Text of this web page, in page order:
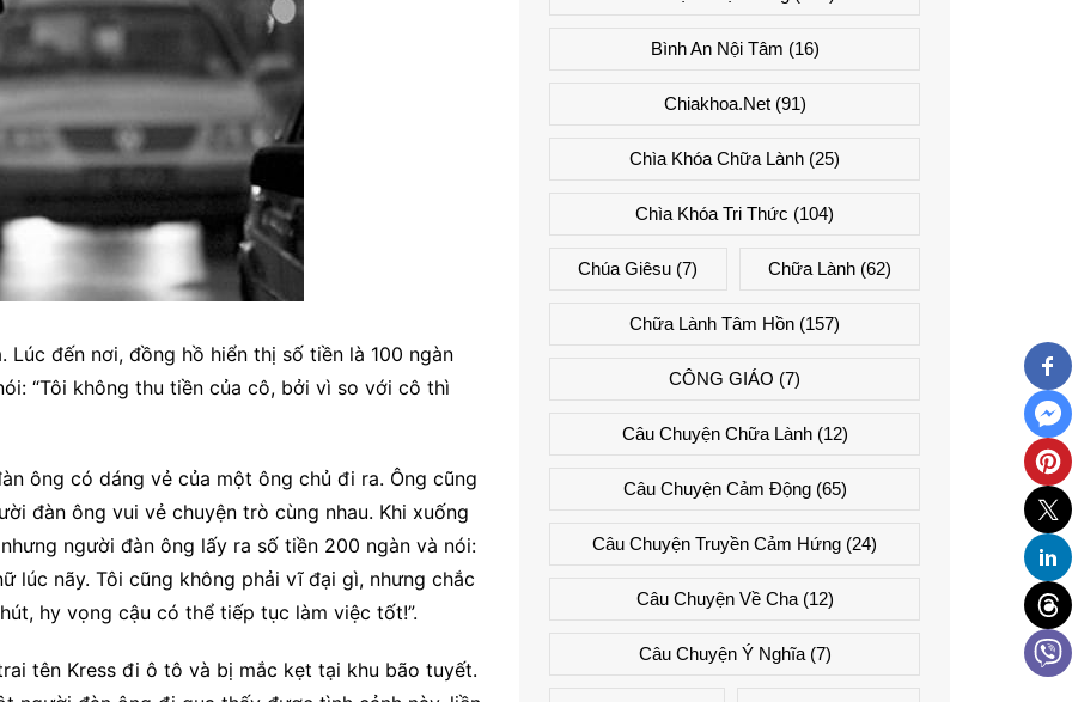
đến nơi, đồng hồ hiển thị số tiền là 100 ngàn
“Tôi không thu tiền của cô, bởi vì so với cô thì
ông có dáng vẻ của một ông chủ đi ra. Ông cũng
đàn ông vui vẻ chuyện trò cùng nhau. Khi xuống
người đàn ông lấy ra số tiền 200 ngàn và nói:
lúc nãy. Tôi cũng không phải vĩ đại gì, nhưng chắc
hy vọng cậu có thể tiếp tục làm việc tốt!”.
tên Kress đi ô tô và bị mắc kẹt tại khu bão tuyết.
Bình An Nội Tâm (16)
Chiakhoa.net(91)
Chìa Khóa Chữa Lành (25)
Chìa Khóa Tri Thức (104)
Chúa Giêsu (7) Chữa Lành(62)
Chữa Lành Tâm Hồn (157)
CÔNG GIÁO (7)
Câu Chuyện Chữa Lành(12)
Câu Chuyện Cảm Động(65)
Câu Chuyện Truyền Cảm Hứng (24)
Câu Chuyện Về Cha(12)
Câu Chuyện Ý Nghĩa(7)